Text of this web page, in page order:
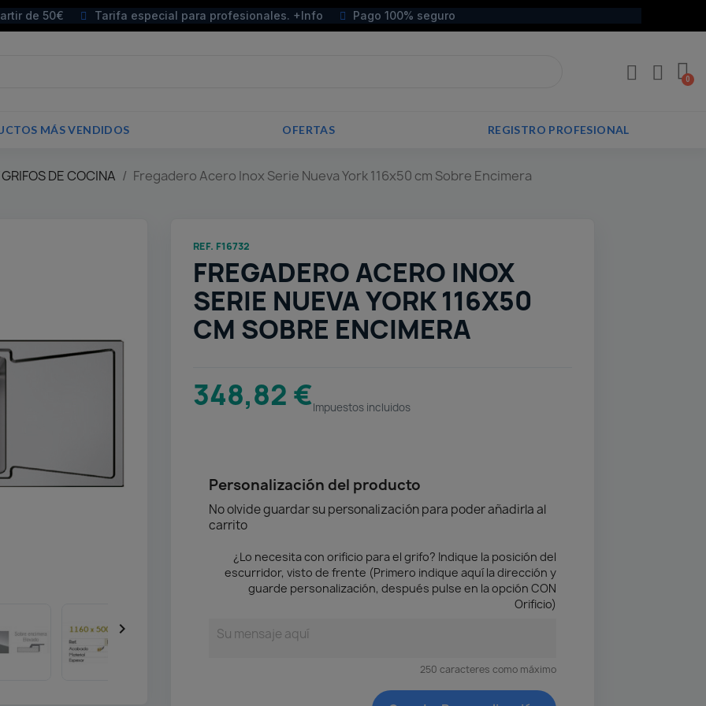
de 50€ Tarifa especial para profesionales. +Info Pago 100% seguro
MÁS VENDIDOS OFERTAS REGISTRO PROFESIONAL
DE COCINA Fregadero Acero Inox Serie Nueva York 116x50 cm Sobre Encimera

REF. F16732
FREGADERO ACERO INOX
SERIE NUEVA YORK 116X50
CM SOBRE ENCIMERA
348,82 €Impuestos incluidos
Personalización del producto
No olvide guardar su personalización para poder añadirla al
carrito
¿Lo necesita con orificio para el grifo? Indique la posición del
escurridor, visto de frente (Primero indique aquí la dirección y
guarde personalización, después pulse en la opción CON
Orificio)
250 caracteres como máximo